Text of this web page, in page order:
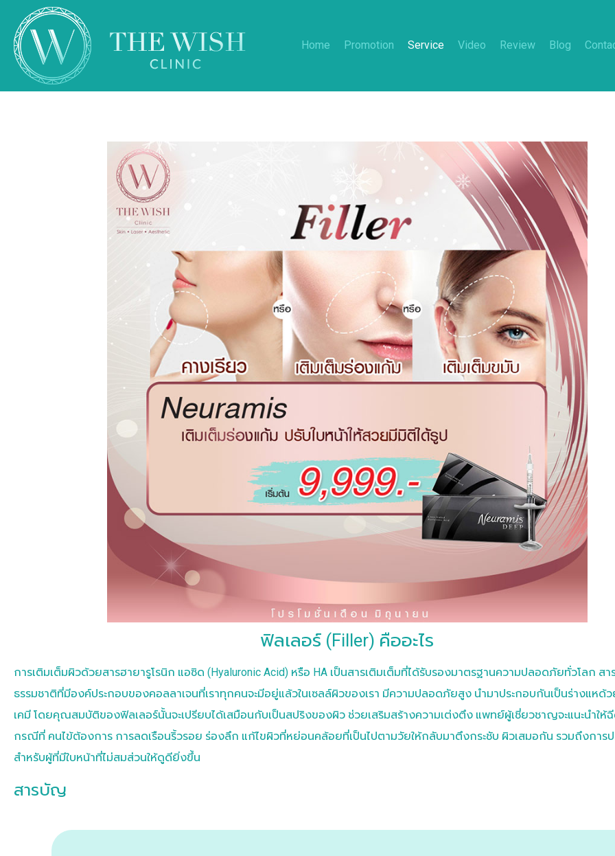
Home Promotion Service Video Review Blog
ฟิลเลอร์ (Filler) คืออะไร
การเติมเต็มผิวด้วยสารฮายารูโรนิก แอซิด (Hyaluronic Acid) หรือ HA เป็นสารเติมเต็มที่ได้รับรองมาตรฐานความปลอดภัยทั่วโลก ส
ธรรมชาติที่มีองค์ประกอบของคอลลาเจนที่เราทุกคนจะมีอยู่แล้วในเซลล์ผิวของเรา มีความปลอดภัยสูง นำมาประกอบกันเป็นร่างแหด้
เคมี โดยคุณสมบัติของฟิลเลอร์นั้นจะเปรียบได้เสมือนกับเป็นสปริงของผิว ช่วยเสริมสร้างความเต่งตึง แพทย์ผู้เชี่ยวชาญจะแนะนำให้
กรณีที่ คนไข้ต้องการ การลดเรือนริ้วรอย ร่องลึก แก้ไขผิวที่หย่อนคล้อยที่เป็นไปตามวัยให้กลับมาตึงกระชับ ผิวเสมอกัน รวมถึงการ
สำหรับผู้ที่มีใบหน้าที่ไม่สมส่วนให้ดูดียิ่งขึ้น
สารบัญ